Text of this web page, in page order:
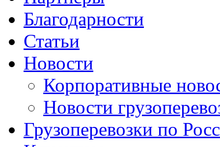
Благодарности
Статьи
Новости
Корпоративные
Новости
Грузоперевозки по